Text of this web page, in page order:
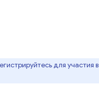
для участия в